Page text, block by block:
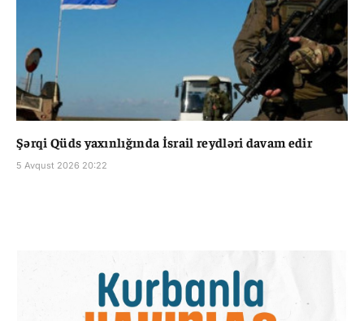
Şərqi Qüds yaxınlığında İsrail reydləri davam edir
5 Avqust 2026 20:22